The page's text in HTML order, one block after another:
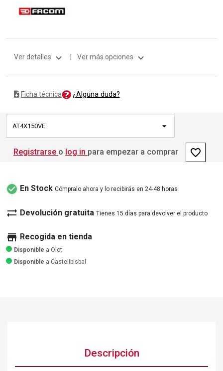
Ver detalles expand_more Ver más opciones expand_more
Ficha técnica ¿Alguna duda?
AT4X150VE
Registrarse o log in para empezar a comprar favorite_border
check_circle En Stock Cómpralo ahora y lo recibirás en 24-48 horas
sync_alt Devolución gratuita Tienes 15 días para devolver el producto
store Recogida en tienda
Disponible a Olot
Disponible a Castellbisbal
Descripción